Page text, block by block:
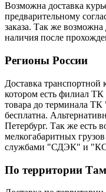
Возможна доставка
предварительному
заказа. Так же возможна
наличия после
Регионы России
Доставка
котором есть филиал
товара до терминала
бесплатна.
Петербург. Так же есть
мелкогабаритных
службами "СДЭК" и
По территории